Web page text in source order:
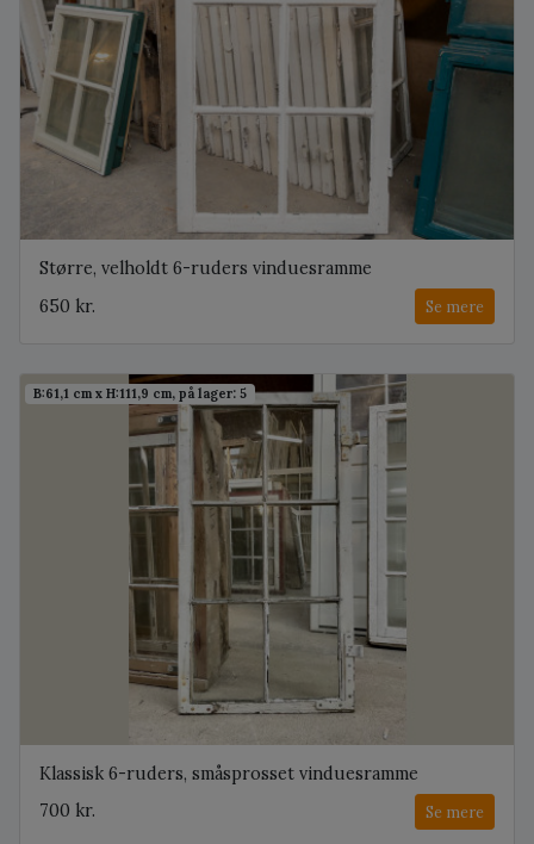
Større, velholdt 6-ruders vinduesramme
650 kr.
Se mere
B:61,1 cm x H:111,9 cm, på lager: 5
Klassisk 6-ruders, småsprosset vinduesramme
700 kr.
Se mere